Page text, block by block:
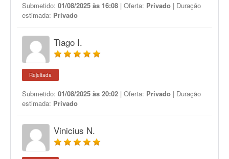
Submetido: 01/08/2025 às 16:08 | Oferta: Privado | Duração
estimada: Privado
Tiago I.
Rejeitada
Submetido: 01/08/2025 às 20:02 | Oferta: Privado | Duração
estimada: Privado
Vinicius N.